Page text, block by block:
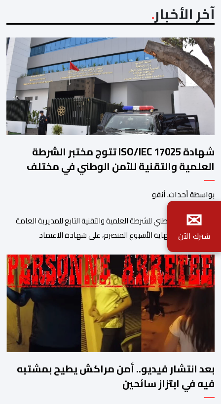
آخر الأخبار
شهادة ISO/IEC 17025 تتوج مختبر الشرطة
العلمية والتقنية للأمن الوطني في مختلف
الخبرات الجنائية
بواسطة أحداث. أنفو
حصل المختبر الوطني للشرطة العلمية والتقنية التابع للمديرية العامة
للأمن الوطني، نهاية الأسبوع المنصرم، على شهادة الاعتماد
مختلف التخصصات والخبرات الشرعية، بما فيها فروع البيولوجيا والكيمياء،
وتدقيق وفحص الوثائق، والحرائق والمتفجرات، وكذا الآثار الرقمية
والمخدرات والمواد السمومية.وكانت المنظمة الأمريكية للاعتماد
والتقييس ″The ANSI National Accreditation Board″، المختصة […]
بعد انتشار فيديو.. أمن مراكش يطيح بمشتبه
فيه في ابتزاز سائحين
✉
شترك الآن